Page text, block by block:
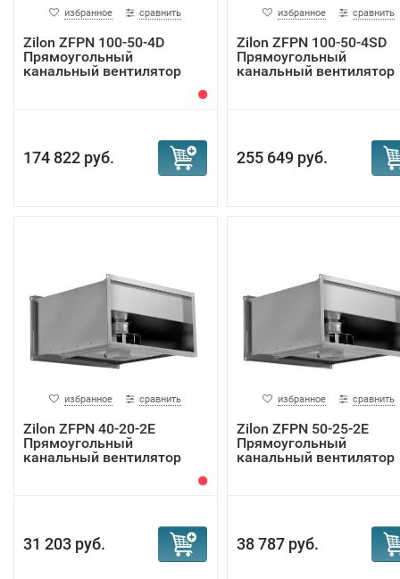
избранное сравнить
Zilon ZFPN 100-50-4D
Прямоугольный
канальный вентилятор
174 822 руб.
избранное сравнить
Zilon ZFPN 100-50-4SD
Прямоугольный
канальный вентилятор
255 649 руб.
избранное сравнить
Zilon ZFPN 40-20-2E
Прямоугольный
канальный вентилятор
31 203 руб.
избранное сравнить
Zilon ZFPN 50-25-2E
Прямоугольный
канальный вентилятор
38 787 руб.